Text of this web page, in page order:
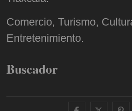
Comercio, Turismo,
Entretenimiento.
Buscador